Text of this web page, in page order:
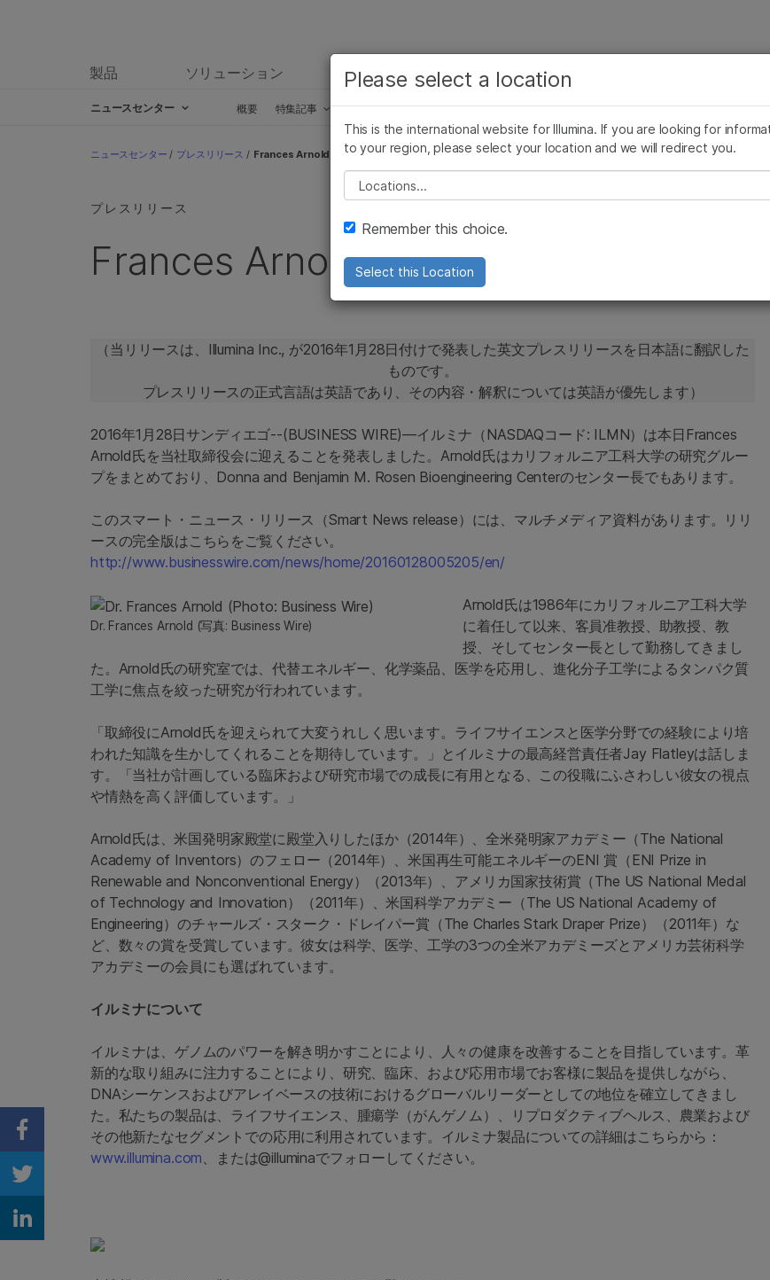
製品 ソリューション ラーニング 企業情報 お
ニュースセンター 概要 特集記事 プレスリリース イメージ & マルチメディア SomaLogicとイルミナの統合
ニュースセンター / プレスリリース / Frances Arnold氏を取締役に任命
プレスリリース
Frances Arnold氏を取締役に任命
（当リリースは、Illumina Inc., が2016年1月28日付けで発表した英文プレスリリースを日本語に翻訳した
ものです。
プレスリリースの正式言語は英語であり、その内容・解釈については英語が優先します）
2016年1月28日サンディエゴ--(BUSINESS WIRE)—イルミナ（NASDAQコード: ILMN）は本日Frances
Arnold氏を当社取締役会に迎えることを発表しました。Arnold氏はカリフォルニア工科大学の研究グルー
プをまとめており、Donna and Benjamin M. Rosen Bioengineering Centerのセンター長でもあります。
このスマート・ニュース・リリース（Smart News release）には、マルチメディア資料があります。リリ
ースの完全版はこちらをご覧ください。
http://www.businesswire.com/news/home/20160128005205/en/
Dr. Frances Arnold (写真: Business Wire)
Arnold氏は1986年にカリフォルニア工科大学
に着任して以来、客員准教授、助教授、教
授、そしてセンター長として勤務してきまし
た。Arnold氏の研究室では、代替エネルギー、化学薬品、医学を応用し、進化分子工学によるタンパク質
工学に焦点を絞った研究が行われています。
「取締役にArnold氏を迎えられて大変うれしく思います。ライフサイエンスと医学分野での経験により培
われた知識を生かしてくれることを期待しています。」とイルミナの最高経営責任者Jay Flatleyは話しま
す。「当社が計画している臨床および研究市場での成長に有用となる、この役職にふさわしい彼女の視点
や情熱を高く評価しています。」
Arnold氏は、米国発明家殿堂に殿堂入りしたほか（2014年）、全米発明家アカデミー（The National
Academy of Inventors）のフェロー（2014年）、米国再生可能エネルギーのENI 賞（ENI Prize in
Renewable and Nonconventional Energy）（2013年）、アメリカ国家技術賞（The US National Medal
of Technology and Innovation）（2011年）、米国科学アカデミー（The US National Academy of
Engineering）のチャールズ・スターク・ドレイパー賞（The Charles Stark Draper Prize）（2011年）な
ど、数々の賞を受賞しています。彼女は科学、医学、工学の3つの全米アカデミーズとアメリカ芸術科学
アカデミーの会員にも選ばれています。
イルミナについて
イルミナは、ゲノムのパワーを解き明かすことにより、人々の健康を改善することを目指しています。革
新的な取り組みに注力することにより、研究、臨床、および応用市場でお客様に製品を提供しながら、
DNAシーケンスおよびアレイベースの技術におけるグローバルリーダーとしての地位を確立してきまし
た。私たちの製品は、ライフサイエンス、腫瘍学（がんゲノム）、リプロダクティブヘルス、農業および
その他新たなセグメントでの応用に利用されています。イルミナ製品についての詳細はこちらから：
www.illumina.com、または@illuminaでフォローしてください。
Share on Facebook
Share on Twitter
Share on Linkedin
Please select a location
This is the international website for Illumina. If you are looking for
to your region, please select your location and we will redirect you.
Please select a location
Remember this choice.
Select this Location
お気に入りの分野を選択すると、関連性の高いコン
ツへのリンクが表示されます:
微生物研究
農学研究
複雑な疾患
生殖医学
遺伝性および希少疾患